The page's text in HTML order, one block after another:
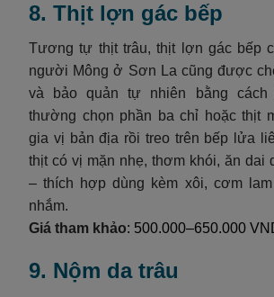
8. Thịt lợn gác bếp
Tương tự thịt trâu, thịt lợn gác bếp
người Mông ở Sơn La cũng được
và bảo quản tự nhiên bằng cách
thường chọn phần ba chỉ hoặc thịt
gia vị bản địa rồi treo trên bếp lửa
thịt có vị mặn nhẹ, thơm khói, ăn dai
– thích hợp dùng kèm xôi, cơm
nhắm.
Giá tham khảo: 500.000–650.000
9. Nộm da trâu